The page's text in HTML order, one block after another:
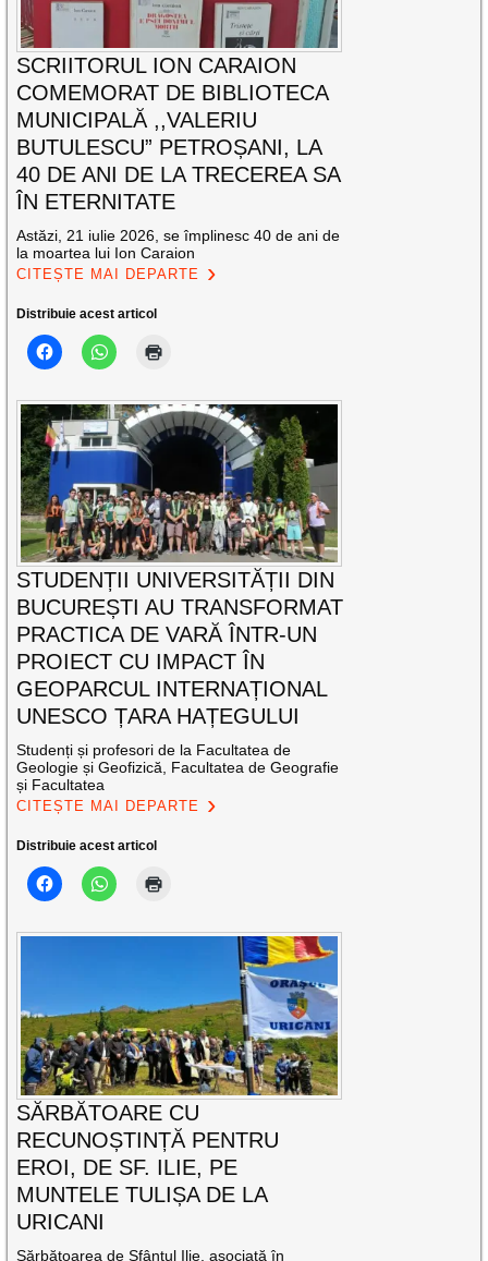
SCRIITORUL ION CARAION
COMEMORAT DE BIBLIOTECA
MUNICIPALĂ ,,VALERIU
BUTULESCU” PETROȘANI, LA
40 DE ANI DE LA TRECEREA SA
ÎN ETERNITATE
Astăzi, 21 iulie 2026, se împlinesc 40 de ani de
la moartea lui Ion Caraion
CITEȘTE MAI DEPARTE
Distribuie acest articol
STUDENȚII UNIVERSITĂȚII DIN
BUCUREȘTI AU TRANSFORMAT
PRACTICA DE VARĂ ÎNTR-UN
PROIECT CU IMPACT ÎN
GEOPARCUL INTERNAȚIONAL
UNESCO ȚARA HAȚEGULUI
Studenți și profesori de la Facultatea de
Geologie și Geofizică, Facultatea de Geografie
și Facultatea
CITEȘTE MAI DEPARTE
Distribuie acest articol
SĂRBĂTOARE CU
RECUNOȘTINȚĂ PENTRU
EROI, DE SF. ILIE, PE
MUNTELE TULIȘA DE LA
URICANI
Sărbătoarea de Sfântul Ilie, asociată în